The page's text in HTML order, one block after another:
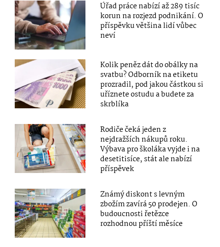
Úřad práce nabízí až 289 tisíc
korun na rozjezd podnikání. O
příspěvku většina lidí vůbec
neví
Kolik peněz dát do obálky na
svatbu? Odborník na etiketu
prozradil, pod jakou částkou si
uříznete ostudu a budete za
skrblíka
Rodiče čeká jeden z
nejdražších nákupů roku.
Výbava pro školáka vyjde i na
desetitisíce, stát ale nabízí
příspěvek
Známý diskont s levným
zbožím zavírá 50 prodejen. O
budoucnosti řetězce
rozhodnou příští měsíce